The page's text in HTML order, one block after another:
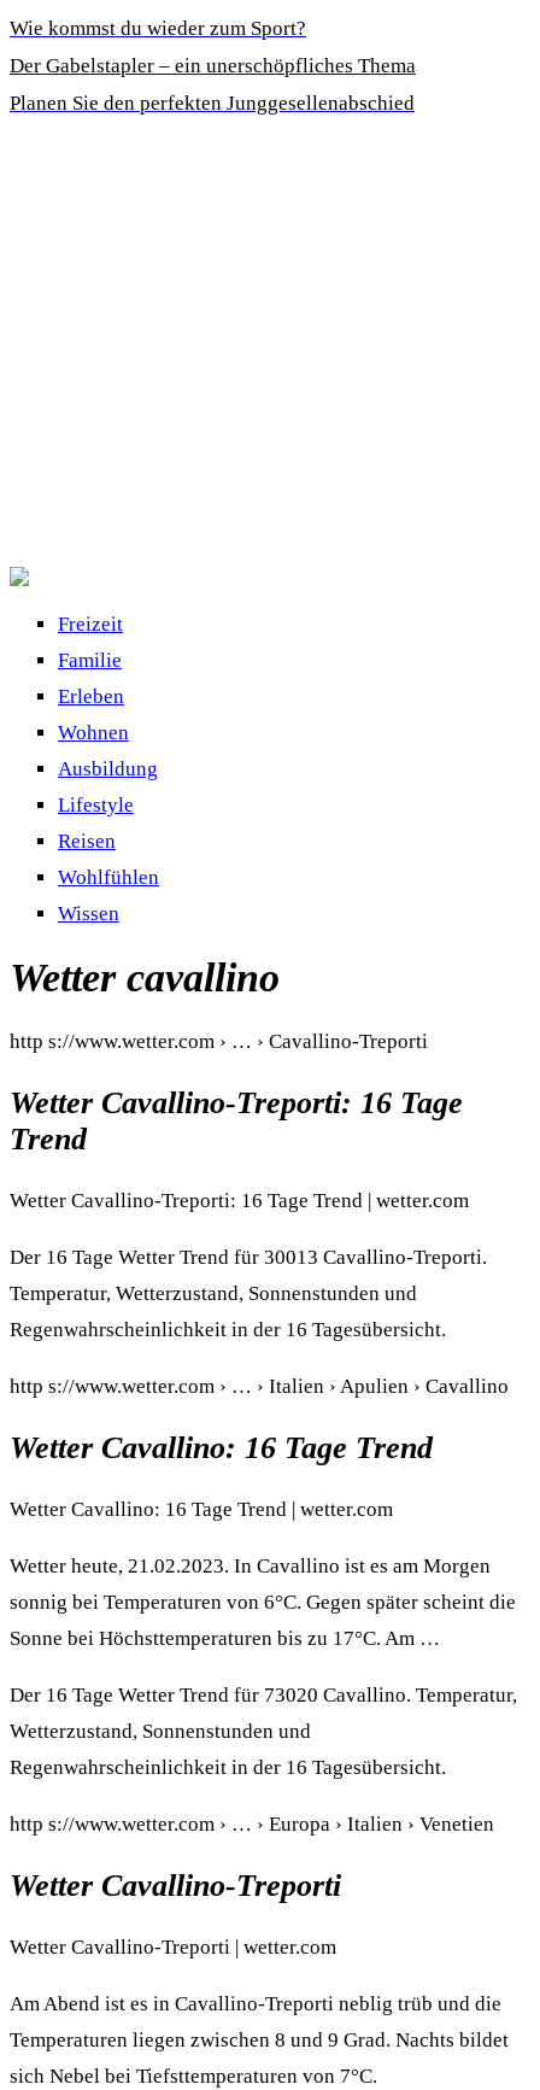
Wie kommst du wieder zum Sport?
Der Gabelstapler – ein unerschöpfliches Thema
Planen Sie den perfekten Junggesellenabschied
Freizeit
Familie
Erleben
Wohnen
Ausbildung
Lifestyle
Reisen
Wohlfühlen
Wissen
Wetter cavallino
http s://www.wetter.com › … › Cavallino-Treporti
Wetter Cavallino-Treporti: 16 Tage
Trend
Wetter Cavallino-Treporti: 16 Tage Trend | wetter.com
Der 16 Tage Wetter Trend für 30013 Cavallino-Treporti.
Temperatur, Wetterzustand, Sonnenstunden und
Regenwahrscheinlichkeit in der 16 Tagesübersicht.
http s://www.wetter.com › … › Italien › Apulien › Cavallino
Wetter Cavallino: 16 Tage Trend
Wetter Cavallino: 16 Tage Trend | wetter.com
Wetter heute, 21.02.2023. In Cavallino ist es am Morgen
sonnig bei Temperaturen von 6°C. Gegen später scheint die
Sonne bei Höchsttemperaturen bis zu 17°C. Am …
Der 16 Tage Wetter Trend für 73020 Cavallino. Temperatur,
Wetterzustand, Sonnenstunden und
Regenwahrscheinlichkeit in der 16 Tagesübersicht.
http s://www.wetter.com › … › Europa › Italien › Venetien
Wetter Cavallino-Treporti
Wetter Cavallino-Treporti | wetter.com
Am Abend ist es in Cavallino-Treporti neblig trüb und die
Temperaturen liegen zwischen 8 und 9 Grad. Nachts bildet
sich Nebel bei Tiefsttemperaturen von 7°C.